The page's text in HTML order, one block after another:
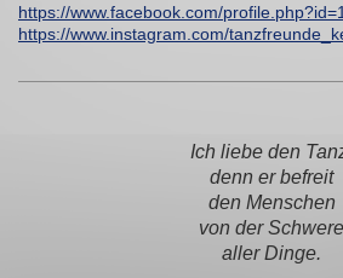
https://www.facebook.com/
https://www.instagram.com/
Ich liebe den
denn er befreit
den Menschen
von der Schwere
aller Dinge.